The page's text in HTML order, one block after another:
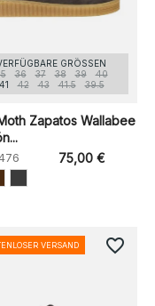
GRÖSSEN
36 37 38 39
40
41
42 43 41.5 39.5
Zapatos Wallabee
75,00 €
VERSAND favorite_border